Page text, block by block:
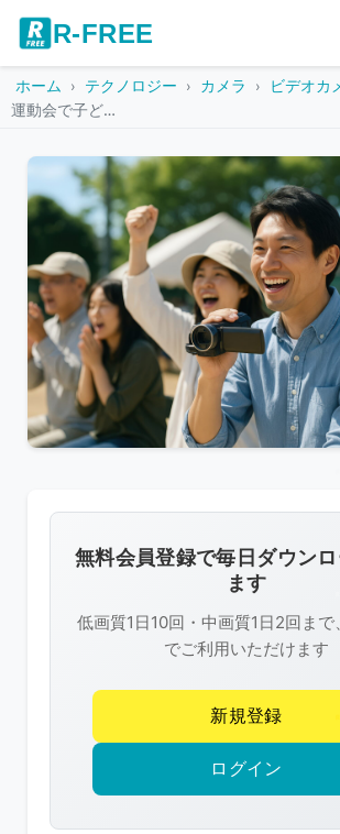
R-FREE
ホーム テクノロジー カメラ
ビデオカ
運動会で子どもを応援する父親と観客たち
像
は
R-
FREE
作
権
無料会員登録で毎日ダウン
ます
低画質1日10回・中画質1日2回まで
でご利用いただけます
新規登録
ログイン